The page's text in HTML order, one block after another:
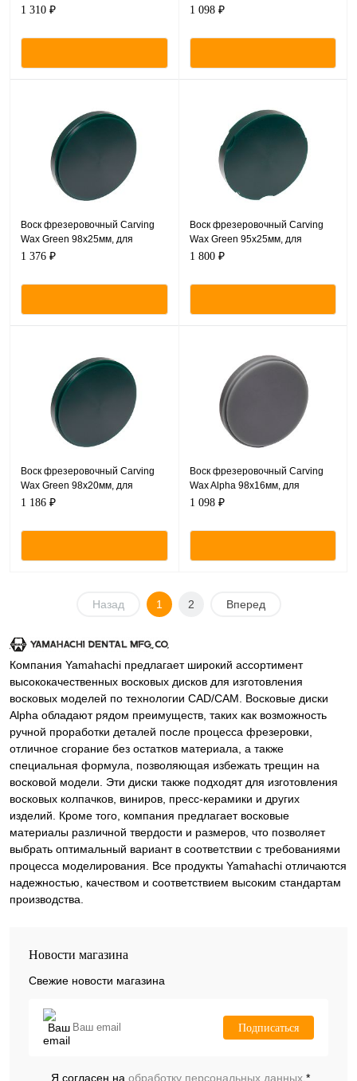
системы - CAM/CAM
1 310 ₽
Базовой системы - CAM/CAM
1 098 ₽
Воск фрезеровочный Carving
Wax Green 98х25мм, для
Базовой системы - CAM/CAM
1 376 ₽
Воск фрезеровочный Carving
Wax Green 95х25мм, для
Zirkonzahn CAM/CAM
1 800 ₽
Воск фрезеровочный Carving
Wax Green 98х20мм, для
Базовой системы - CAM/CAM
1 186 ₽
Воск фрезеровочный Carving
Wax Alpha 98х16мм, для
Базовой системы - CAM/CAM
1 098 ₽
Назад 1 2 Вперед
Компания Yamahachi предлагает широкий ассортимент
высококачественных восковых дисков для изготовления
восковых моделей по технологии CAD/CAМ. Восковые диски
Alpha обладают рядом преимуществ, таких как возможность
ручной проработки деталей после процесса фрезеровки,
отличное сгорание без остатков материала, а также
специальная формула, позволяющая избежать трещин на
восковой модели. Эти диски также подходят для изготовления
восковых колпачков, виниров, пресс-керамики и других
изделий. Кроме того, компания предлагает восковые
материалы различной твердости и размеров, что позволяет
выбрать оптимальный вариант в соответствии с требованиями
процесса моделирования. Все продукты Yamahachi отличаются
надежностью, качеством и соответствием высоким стандартам
производства.
Новости магазина
Свежие новости магазина
Подписаться
Я согласен на обработку персональных данных.*